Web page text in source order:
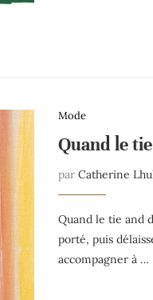
Mode
Quand le
par Catherine
Quand le tie and
porté, puis
accompagner à …